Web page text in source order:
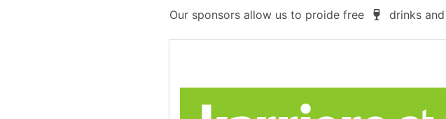
Our sponsors allow us to proide free drinks and